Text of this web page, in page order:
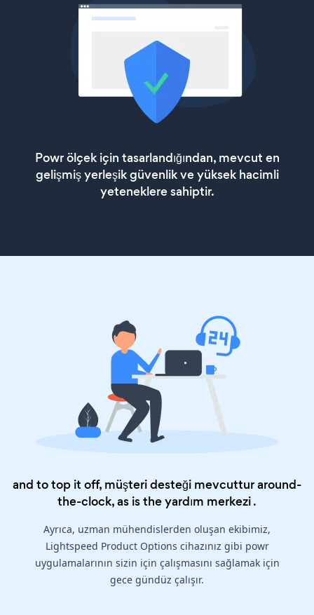
Powr ölçek için tasarlandığından, mevcut en
gelişmiş yerleşik güvenlik ve yüksek hacimli
yeteneklere sahiptir.
and to top it off, müşteri desteği mevcuttur around-
the-clock, as is theyardım merkezi.
Ayrıca, uzman mühendislerden oluşan ekibimiz,
Lightspeed Product Options cihazınız gibi powr
uygulamalarının sizin için çalışmasını sağlamak için
gece gündüz çalışır.